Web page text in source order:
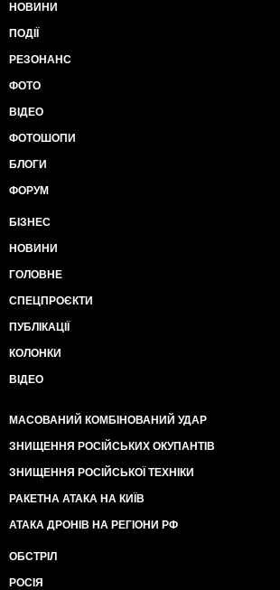
НОВИНИ
ПОДІЇ
РЕЗОНАНС
ФОТО
ВІДЕО
ФОТОШОПИ
БЛОГИ
ФОРУМ
БІЗНЕС
НОВИНИ
ГОЛОВНЕ
СПЕЦПРОЄКТИ
ПУБЛІКАЦІЇ
КОЛОНКИ
ВІДЕО
МАСОВАНИЙ КОМБІНОВАНИЙ УДАР
ЗНИЩЕННЯ РОСІЙСЬКИХ ОКУПАНТІВ
ЗНИЩЕННЯ РОСІЙСЬКОЇ ТЕХНІКИ
РАКЕТНА АТАКА НА КИЇВ
АТАКА ДРОНІВ НА РЕГІОНИ РФ
ОБСТРІЛ
РОСІЯ